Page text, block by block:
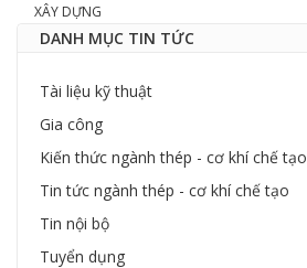
XÂY DỰNG
DANH MỤC TIN TỨC
Tài liệu kỹ thuật
Gia công
Kiến thức ngành thép - cơ khí chế tạo
Tin tức ngành thép - cơ khí chế tạo
Tin nội bộ
Tuyển dụng